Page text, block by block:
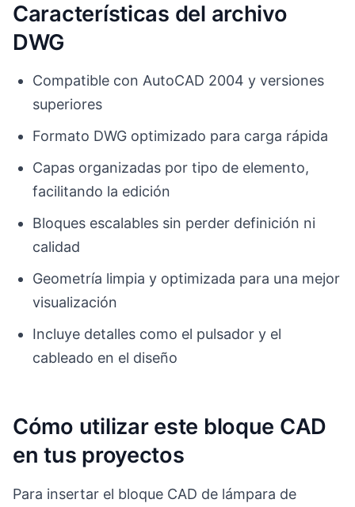
Características del archivo
DWG
Compatible con AutoCAD 2004 y versiones
superiores
Formato DWG optimizado para carga rápida
Capas organizadas por tipo de elemento,
facilitando la edición
Bloques escalables sin perder definición ni
calidad
Geometría limpia y optimizada para una mejor
visualización
Incluye detalles como el pulsador y el
cableado en el diseño
Cómo utilizar este bloque CAD
en tus proyectos
Para insertar el bloque CAD de lámpara de